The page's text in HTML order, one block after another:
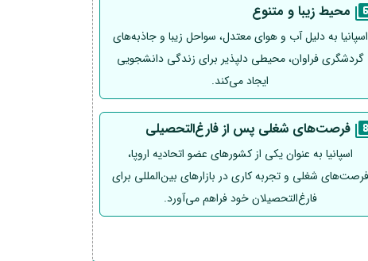
محیط زیبا و متنوع
اسپانیا به دلیل آب و هوای معتدل، سواحل زیبا و جاذبه‌های
گردشگری فراوان، محیطی دلپذیر برای زندگی دانشجویی
ایجاد می‌کند.
فرصت‌های شغلی پس از فارغ‌التحصیلی
اسپانیا به عنوان یکی از کشورهای عضو اتحادیه اروپا،
فرصت‌های شغلی و تجربه کاری در بازارهای بین‌المللی برای
فارغ‌التحصیلان خود فراهم می‌آورد.